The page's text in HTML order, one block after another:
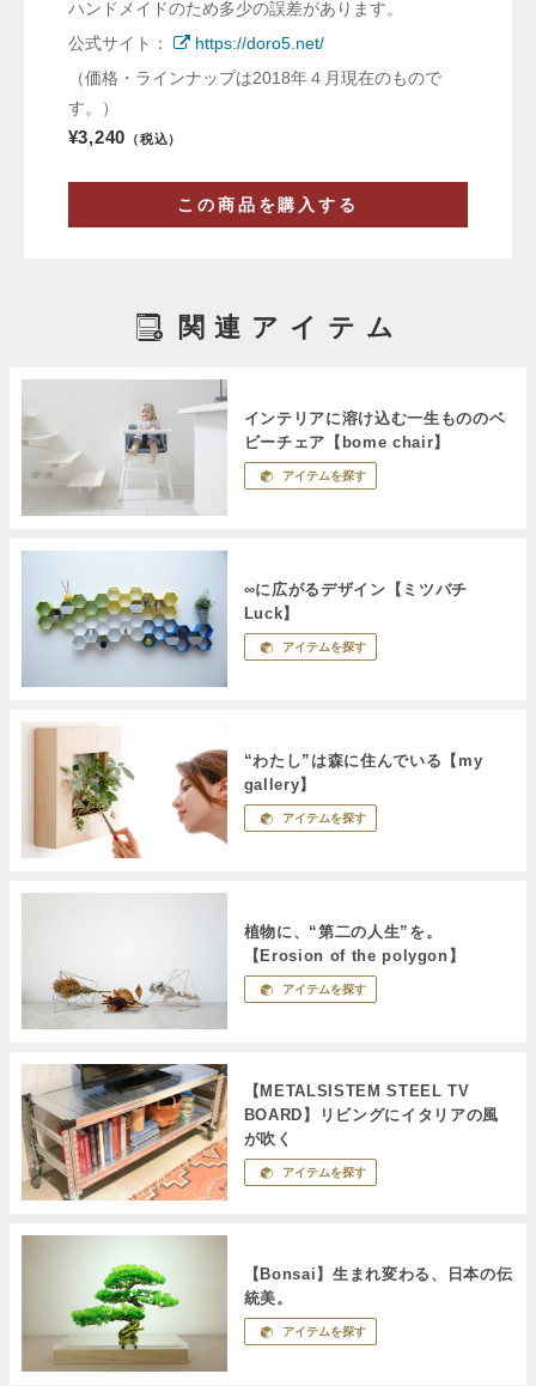
ハンドメイドのため多少の誤差があります。
公式サイト：
https://doro5.net/
（価格・ラインナップは2018年４月現在のもので
す。）
¥3,240 （税込）
この商品を購入する
関連アイテム
インテリアに溶け込む一生もののベ
ビーチェア【bome chair】
アイテムを探す
∞に広がるデザイン【ミツバチ
Luck】
アイテムを探す
“わたし”は森に住んでいる【my
gallery】
アイテムを探す
植物に、“第二の人生”を。
【Erosion of the polygon】
アイテムを探す
【METALSISTEM STEEL TV
BOARD】リビングにイタリアの風
が吹く
アイテムを探す
【Bonsai】生まれ変わる、日本の伝
統美。
アイテムを探す